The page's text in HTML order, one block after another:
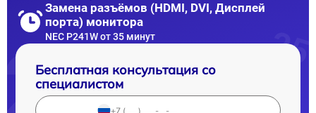
Замена разъёмов (HDMI, DVI, Дисплей
порта) монитора
NEC P241W от 35 минут
Бесплатная консультация со
специалистом